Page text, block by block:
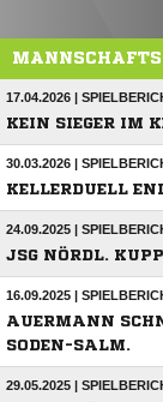
17.04.2026 |
KEIN SIEGER IM
30.03.2026 |
KELLERDUELL
24.09.2025 |
JSG NÖRDL.
16.09.2025 |
AUERMANN
SODEN-SALM.
29.05.2025 |